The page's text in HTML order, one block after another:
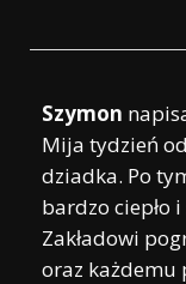
Szymon
Mija tydzień
dziadka. Po
bardzo ciepło
Zakładowi
oraz każdemu